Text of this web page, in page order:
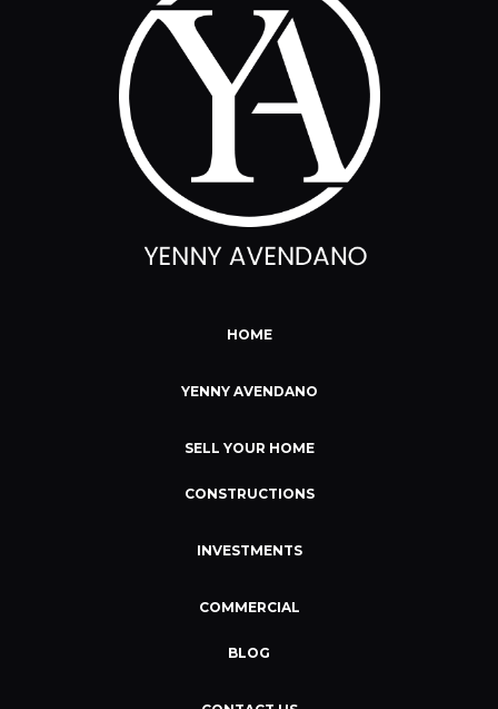
HOME
YENNY AVENDANO
SELL YOUR HOME
CONSTRUCTIONS
INVESTMENTS
COMMERCIAL
BLOG